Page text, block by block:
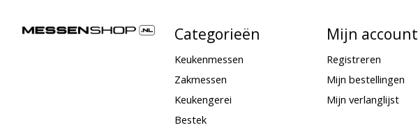
Categorieën
Keukenmessen
Zakmessen
Keukengerei
Bestek
Mijn account
Registreren
Mijn bestellingen
Mijn verlanglijst